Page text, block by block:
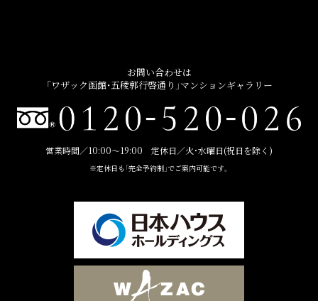
お問い合わせは
「ワザック函館・五稜郭行啓通り」マンションギャラリー
営業時間／10:00〜19:00 定休日／火・水曜日(祝日を除く)
※定休日も「完全予約制」でご案内可能です。